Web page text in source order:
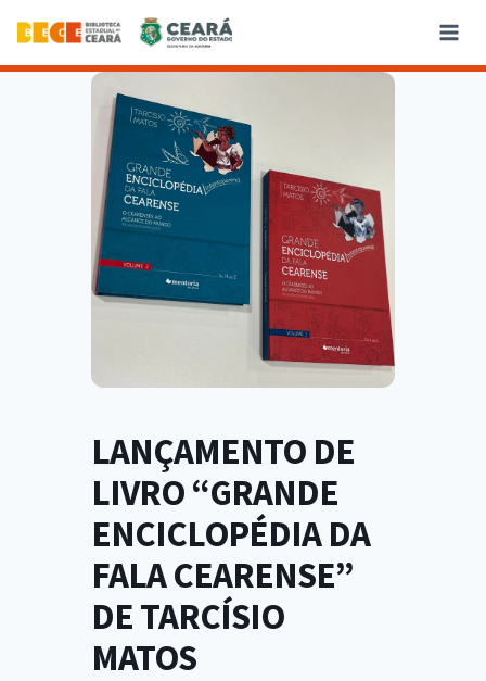
LANÇAMENTO DE
LIVRO “GRANDE
ENCICLOPÉDIA DA
FALA CEARENSE”
DE TARCÍSIO
MATOS